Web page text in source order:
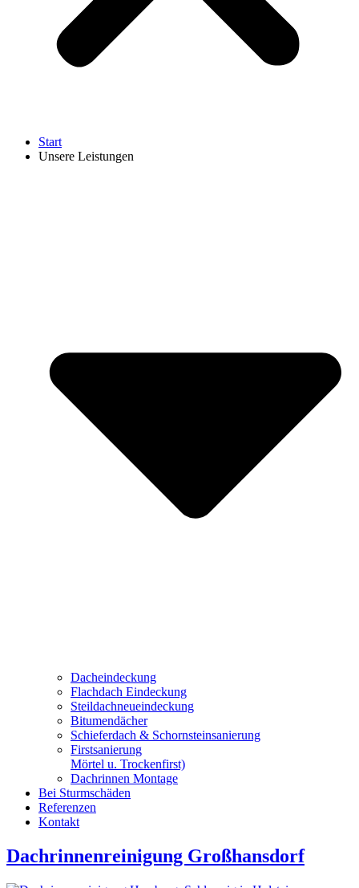
Start
Unsere Leistungen
Dacheindeckung
Flachdach Eindeckung
Steildachneueindeckung
Bitumendächer
Schieferdach & Schornsteinsanierung
Firstsanierung
Mörtel u. Trockenfirst)
Dachrinnen Montage
Bei Sturmschäden
Referenzen
Kontakt
Dachrinnenreinigung Großhansdorf